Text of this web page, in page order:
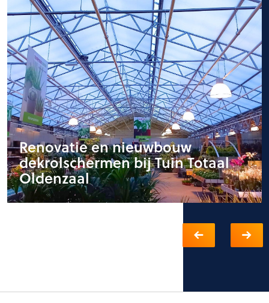
Renovatie en nieuwbouw
dekrolschermen bij Tuin Totaal
Oldenzaal